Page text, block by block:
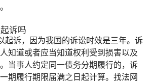
诉吗
起诉，因为我国的诉讼时效是三年。诉
知道或者应当知道权利受到损害以及
当事人约定同一债务分期履行的，诉
期履行期限届满之日起计算。找法网